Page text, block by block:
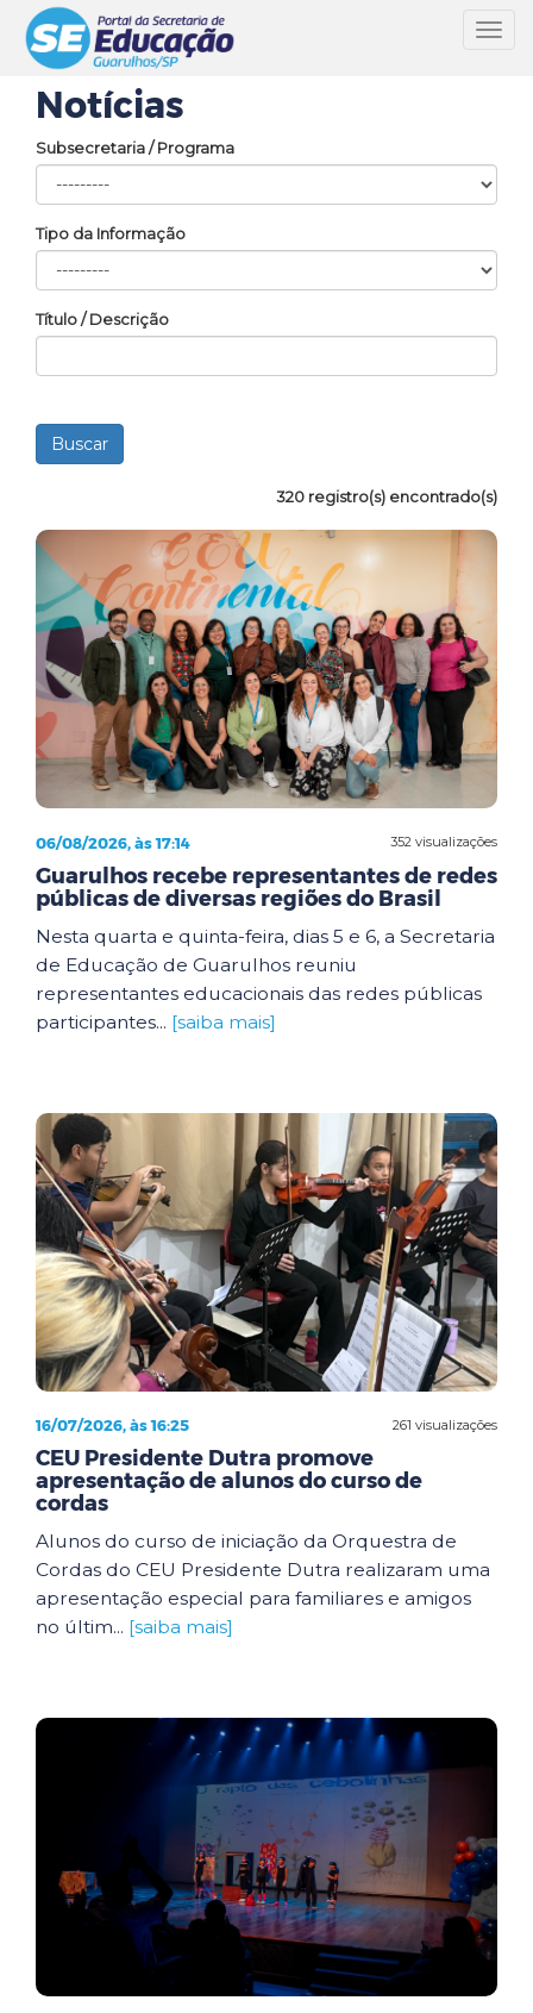
Notícias
Subsecretaria / Programa
Tipo da Informação
Título / Descrição
320 registro(s) encontrado(s)
352 visualizações
06/08/2026, às 17:14
Guarulhos recebe representantes de redes
públicas de diversas regiões do Brasil
Nesta quarta e quinta-feira, dias 5 e 6, a Secretaria
de Educação de Guarulhos reuniu
representantes educacionais das redes públicas
participantes... [saiba mais]
261 visualizações
16/07/2026, às 16:25
CEU Presidente Dutra promove
apresentação de alunos do curso de
cordas
Alunos do curso de iniciação da Orquestra de
Cordas do CEU Presidente Dutra realizaram uma
apresentação especial para familiares e amigos
no últim... [saiba mais]